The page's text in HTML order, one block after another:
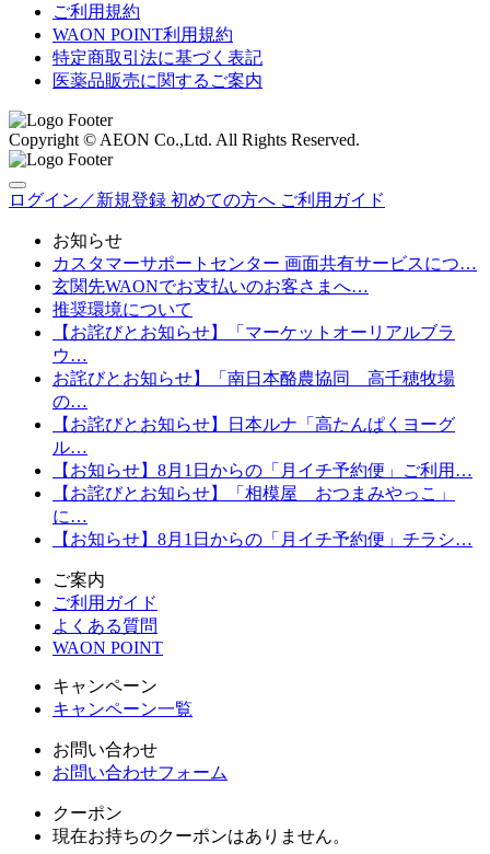
ご利用規約
WAON POINT利用規約
特定商取引法に基づく表記
医薬品販売に関するご案内
Copyright © AEON Co.,Ltd. All Rights Reserved.
ログイン／新規登録 初めての方へ ご利用ガイド
お知らせ
カスタマーサポートセンター 画面共有サービスにつ…
玄関先WAONでお支払いのお客さまへ…
推奨環境について
【お詫びとお知らせ】「マーケットオーリアルブラ
ウ…
お詫びとお知らせ】「南日本酪農協同 高千穂牧場
の…
【お詫びとお知らせ】日本ルナ「高たんぱくヨーグ
ル…
【お知らせ】8月1日からの「月イチ予約便」ご利用…
【お詫びとお知らせ】「相模屋 おつまみやっこ」
に…
【お知らせ】8月1日からの「月イチ予約便」チラシ…
ご案内
ご利用ガイド
よくある質問
WAON POINT
キャンペーン
キャンペーン一覧
お問い合わせ
お問い合わせフォーム
クーポン
現在お持ちのクーポンはありません。